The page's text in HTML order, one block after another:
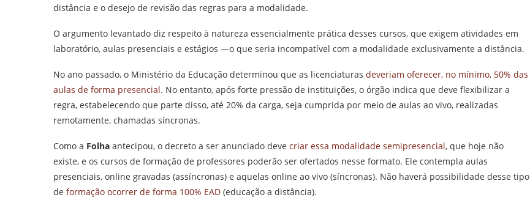
distância e o desejo de revisão das regras para a modalidade.
O argumento levantado diz respeito à natureza essencialmente prática desses cursos, que exigem atividades em
laboratório, aulas presenciais e estágios —o que seria incompatível com a modalidade exclusivamente a distância.
No ano passado, o Ministério da Educação determinou que as licenciaturas deveriam oferecer, no mínimo, 50% das
aulas de forma presencial. No entanto, após forte pressão de instituições, o órgão indica que deve flexibilizar a
regra, estabelecendo que parte disso, até 20% da carga, seja cumprida por meio de aulas ao vivo, realizadas
remotamente, chamadas síncronas.
Como a Folha antecipou, o decreto a ser anunciado deve criar essa modalidade semipresencial, que hoje não
existe, e os cursos de formação de professores poderão ser ofertados nesse formato. Ele contempla aulas
presenciais, online gravadas (assíncronas) e aquelas online ao vivo (síncronas). Não haverá possibilidade desse tipo
de formação ocorrer de forma 100% EAD (educação a distância).